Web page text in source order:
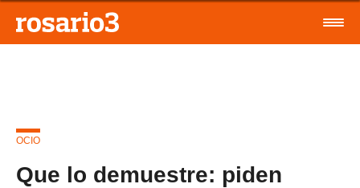
OCIO
Que lo demuestre: piden